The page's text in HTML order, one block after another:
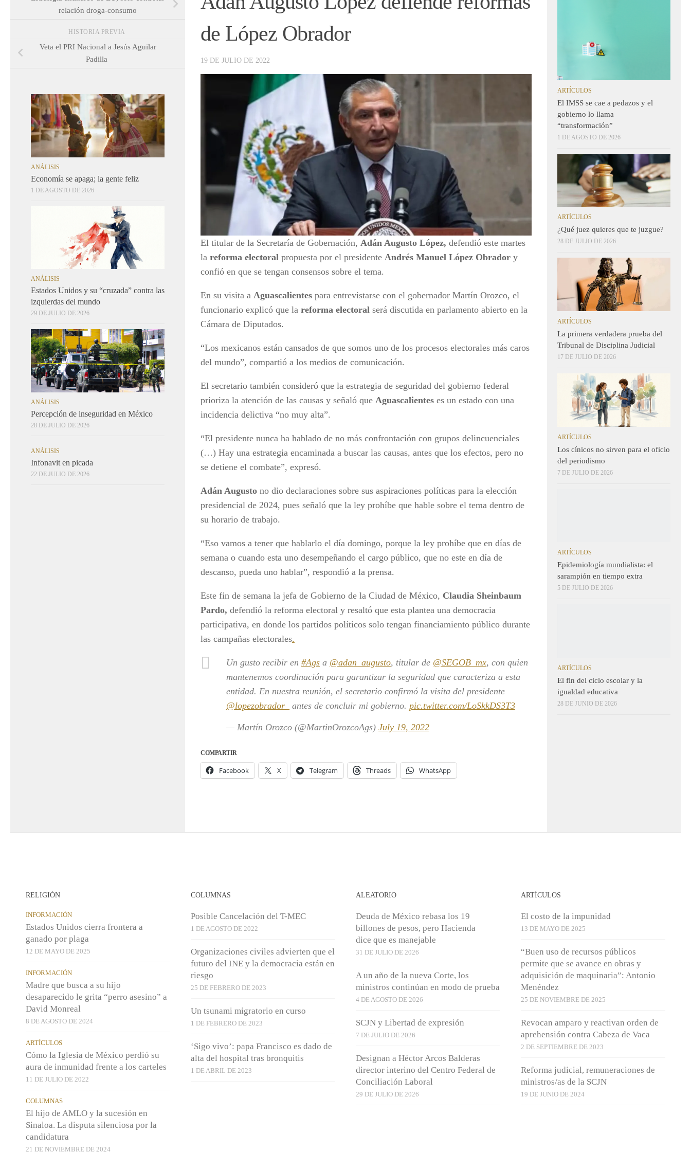
de López Obrador
19 DE JULIO DE 2022
El titular de la Secretaría de Gobernación, Adán Augusto López, defendió este martes
la reforma electoral propuesta por el presidente Andrés Manuel López Obrador y
confió en que se tengan consensos sobre el tema.
En su visita a Aguascalientes para entrevistarse con el gobernador Martín Orozco, el
funcionario explicó que la reforma electoral será discutida en parlamento abierto en la
Cámara de Diputados.
“Los mexicanos están cansados de que somos uno de los procesos electorales más caros
del mundo”, compartió a los medios de comunicación.
El secretario también consideró que la estrategia de seguridad del gobierno federal
prioriza la atención de las causas y señaló que Aguascalientes es un estado con una
incidencia delictiva “no muy alta”.
“El presidente nunca ha hablado de no más confrontación con grupos delincuenciales
(…) Hay una estrategia encaminada a buscar las causas, antes que los efectos, pero no
se detiene el combate”, expresó.
Adán Augusto no dio declaraciones sobre sus aspiraciones políticas para la elección
presidencial de 2024, pues señaló que la ley prohíbe que hable sobre el tema dentro de
su horario de trabajo.
“Eso vamos a tener que hablarlo el día domingo, porque la ley prohíbe que en días de
semana o cuando esta uno desempeñando el cargo público, que no este en día de
descanso, pueda uno hablar”, respondió a la prensa.
Este fin de semana la jefa de Gobierno de la Ciudad de México, Claudia Sheinbaum
Pardo, defendió la reforma electoral y resaltó que esta plantea una democracia
participativa, en donde los partidos políticos solo tengan financiamiento público durante
las campañas electorales.
Un gusto recibir en #Ags a @adan_augusto, titular de @SEGOB_mx, con quien
mantenemos coordinación para garantizar la seguridad que caracteriza a esta
entidad. En nuestra reunión, el secretario confirmó la visita del presidente
@lopezobrador_
antes de concluir mi gobierno. pic.twitter.com/LoSkkDS3T3
— Martín Orozco (@MartinOrozcoAgs) July 19, 2022
COMPARTIR
Facebook X Telegram Threads WhatsApp
relación droga-consumo
HISTORIA PREVIA
Veta el PRI Nacional a Jesús Aguilar
Padilla
ANÁLISIS
Economía se apaga; la gente feliz
1 DE AGOSTO DE 2026
ANÁLISIS
Estados Unidos y su “cruzada” contra las
izquierdas del mundo
29 DE JULIO DE 2026
ANÁLISIS
Percepción de inseguridad en México
28 DE JULIO DE 2026
ANÁLISIS
Infonavit en picada
22 DE JULIO DE 2026
ARTÍCULOS
El IMSS se cae a pedazos y el
gobierno lo llama
“transformación”
1 DE AGOSTO DE 2026
ARTÍCULOS
¿Qué juez quieres que te juzgue?
28 DE JULIO DE 2026
ARTÍCULOS
La primera verdadera prueba del
Tribunal de Disciplina Judicial
17 DE JULIO DE 2026
ARTÍCULOS
Los cínicos no sirven para el oficio
del periodismo
7 DE JULIO DE 2026
ARTÍCULOS
Epidemiología mundialista: el
sarampión en tiempo extra
5 DE JULIO DE 2026
ARTÍCULOS
El fin del ciclo escolar y la
igualdad educativa
28 DE JUNIO DE 2026
RELIGIÓN
INFORMACIÓN
Estados Unidos cierra frontera a
ganado por plaga
12 DE MAYO DE 2025
INFORMACIÓN
Madre que busca a su hijo
desaparecido le grita “perro asesino” a
David Monreal
8 DE AGOSTO DE 2024
ARTÍCULOS
Cómo la Iglesia de México perdió su
aura de inmunidad frente a los carteles
11 DE JULIO DE 2022
COLUMNAS
El hijo de AMLO y la sucesión en
Sinaloa. La disputa silenciosa por la
candidatura
21 DE NOVIEMBRE DE 2024
COLUMNAS
Posible Cancelación del T-MEC
1 DE AGOSTO DE 2022
Organizaciones civiles advierten que el
futuro del INE y la democracia están en
riesgo
25 DE FEBRERO DE 2023
Un tsunami migratorio en curso
1 DE FEBRERO DE 2023
‘Sigo vivo’: papa Francisco es dado de
alta del hospital tras bronquitis
1 DE ABRIL DE 2023
ALEATORIO
Deuda de México rebasa los 19
billones de pesos, pero Hacienda
dice que es manejable
31 DE JULIO DE 2026
A un año de la nueva Corte, los
ministros continúan en modo de prueba
4 DE AGOSTO DE 2026
SCJN y Libertad de expresión
7 DE JULIO DE 2026
Designan a Héctor Arcos Balderas
director interino del Centro Federal de
Conciliación Laboral
29 DE JULIO DE 2026
ARTÍCULOS
El costo de la impunidad
13 DE MAYO DE 2025
“Buen uso de recursos públicos
permite que se avance en obras y
adquisición de maquinaria”: Antonio
Menéndez
25 DE NOVIEMBRE DE 2025
Revocan amparo y reactivan orden de
aprehensión contra Cabeza de Vaca
2 DE SEPTIEMBRE DE 2023
Reforma judicial, remuneraciones de
ministros/as de la SCJN
19 DE JUNIO DE 2024